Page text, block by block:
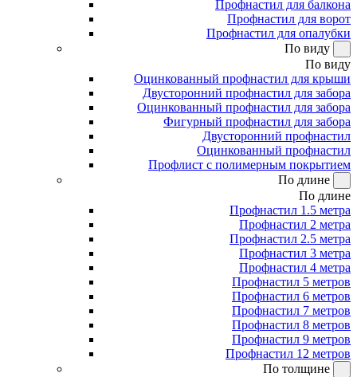
Профнастил для балкона
Профнастил для ворот
Профнастил для опалубки
По виду
По виду
Оцинкованный профнастил для крыши
Двусторонний профнастил для забора
Оцинкованный профнастил для забора
Фигурный профнастил для забора
Двусторонний профнастил
Оцинкованный профнастил
Профлист с полимерным покрытием
По длине
По длине
Профнастил 1.5 метра
Профнастил 2 метра
Профнастил 2.5 метра
Профнастил 3 метра
Профнастил 4 метра
Профнастил 5 метров
Профнастил 6 метров
Профнастил 7 метров
Профнастил 8 метров
Профнастил 9 метров
Профнастил 12 метров
По толщине